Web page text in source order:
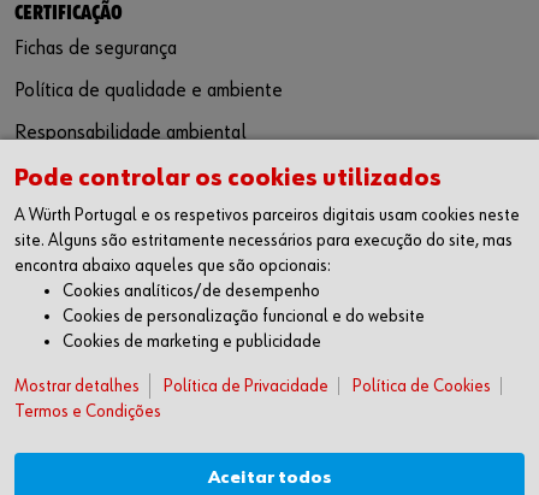
CERTIFICAÇÃO
Fichas de segurança
Política de qualidade e ambiente
Responsabilidade ambiental
SIGA-NOS
Facebook
Instagram
LinkedIn
Youtube
WÜRTH APP
Google Android
Apple iOS
SUGESTÕES
Pode controlar os cookies utilizados
A Würth Portugal e os respetivos parceiros digitais usam cookies neste
site. Alguns são estritamente necessários para execução do site, mas
encontra abaixo aqueles que são opcionais:
Cookies analíticos/de desempenho
Cookies de personalização funcional e do website
Cookies de marketing e publicidade
Mostrar detalhes Política de Privacidade
Política de Cookies
Termos e Condições
Aceitar todos